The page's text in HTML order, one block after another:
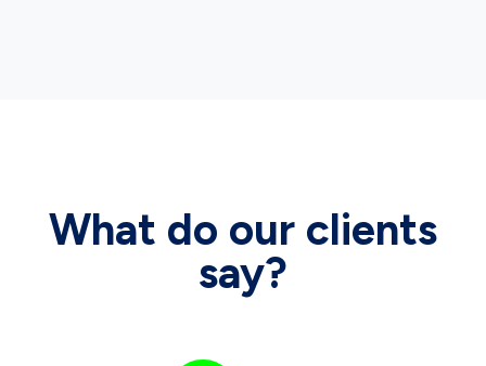
What do our clients
say?